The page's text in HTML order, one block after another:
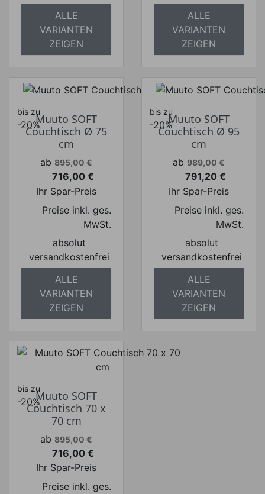
ALLE
VARIANTEN
ZEIGEN
ALLE
VARIANTEN
ZEIGEN
bis zu
-20%Muuto SOFT
Couchtisch Ø 75
cm
Verkaufspreis
ab 895,00 €
Preis
716,00 €
Ihr Spar-Preis
Preise inkl. ges.
MwSt.
absolut
versandkostenfrei
ALLE
VARIANTEN
ZEIGEN
bis zu
-20%Muuto SOFT
Couchtisch Ø 95
cm
Verkaufspreis
ab 989,00 €
Preis
791,20 €
Ihr Spar-Preis
Preise inkl. ges.
MwSt.
absolut
versandkostenfrei
ALLE
VARIANTEN
ZEIGEN
bis zu
-20%Muuto SOFT
Couchtisch 70 x
70 cm
Verkaufspreis
ab 895,00 €
Preis
716,00 €
Ihr Spar-Preis
Preise inkl. ges.